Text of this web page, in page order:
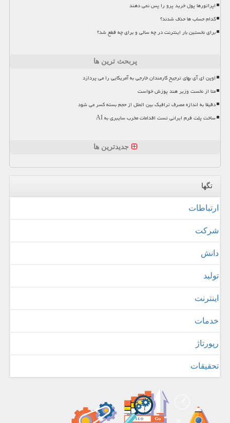
اپراتورها پول خرید پرو را پس نمی دهند
کدام حساب ها حذف شدند؟
برای نخستین بار اینترنت در چه سالی و برای چه قطع شد؟
پربحث ترین ها
اوپن ای آی بهای ترجیح کارمندان خارجی به آمریکایی را می پردازد
متا از نخست وزیر هند پوزش خواست
دقیقا به اندازه مصرف ترافیک بین الملل از حجم بسته کسر می شود
ساخت پلت فرم ایرانی تست اقدامات مخرب سایبری به AI
جدیدترین ها
تگها
ارتباطات
شركت
دانش
تولید
اینترنت
خدمات
رپورتاژ
تحقیقات